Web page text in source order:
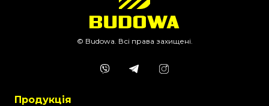
© Budowa. Всі права захищені.
Продукція